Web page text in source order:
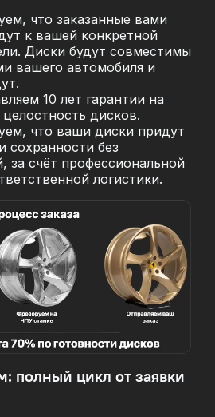
что заказанные вами
к вашей конкретной
Диски будут совместимы
вашего автомобиля и
10 лет гарантии на
дисков.
что ваши диски придут
сохранности без
за счёт профессиональной
логистики.
полный цикл от заявки